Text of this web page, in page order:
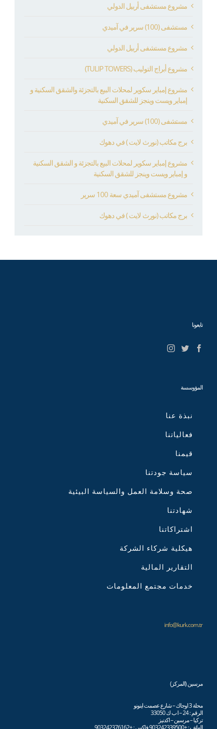
مشروع مستشفى أربيل الدولي
مستشفى (100) سرير في آميدي
مشروع مستشفى أربيل الدولي
مشروع أبراج التوليب (TULIP TOWERS)
مشروع إمباير سكوير لمحلات البيع بالتجزئة والشقق السكنية و
إمباير ويست وينجز للشقق السكنية
مستشفى (100) سرير في آميدي
برج مكاتب (نورث لايت ) في دهوك
مشروع إمباير سكوير لمحلات البيع بالتجزئة و الشقق السكنية
و إمباير ويست وينجز للشقق السكنية
مشروع مستشفى آميدي سعة 100 سرير
برج مكاتب (نورث لايت ) في دهوك
تابعونا
المؤوسسة
نبذة عنا
فعالياتنا
قيمنا
سياسة جودتنا
صحة وسلامة العمل والسياسة البيئية
شهادتنا
اشتراكاتنا
هيكلية شركاء الشركة
التقارير المالية
خدمات مجتمع المعلومات
info@kurk.com.tr
مرسين (المركز)
محلة 3 اوجاك – شارع عصمت اينونو
الرقم : 24 – ا ب ك 33050
تركيا – مرسين – اكدنيز